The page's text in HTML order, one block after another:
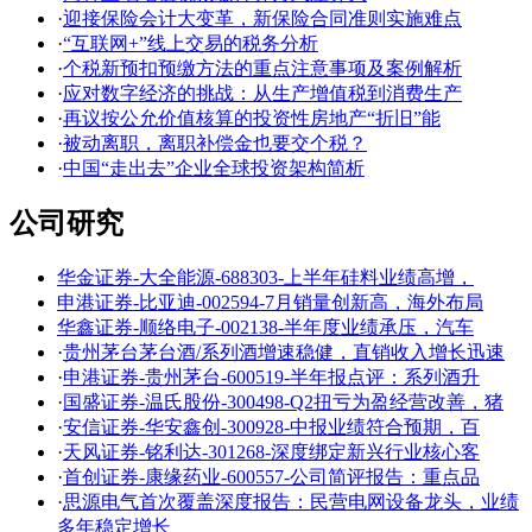
·迎接保险会计大变革，新保险合同准则实施难点
·“互联网+”线上交易的税务分析
·个税新预扣预缴方法的重点注意事项及案例解析
·应对数字经济的挑战：从生产增值税到消费生产
·再议按公允价值核算的投资性房地产“折旧”能
·被动离职，离职补偿金也要交个税？
·中国“走出去”企业全球投资架构简析
公司研究
华金证券-大全能源-688303-上半年硅料业绩高增，
申港证券-比亚迪-002594-7月销量创新高，海外布局
华鑫证券-顺络电子-002138-半年度业绩承压，汽车
·贵州茅台茅台酒/系列酒增速稳健，直销收入增长迅速
·申港证券-贵州茅台-600519-半年报点评：系列酒升
·国盛证券-温氏股份-300498-Q2扭亏为盈经营改善，猪
·安信证券-华安鑫创-300928-中报业绩符合预期，百
·天风证券-铭利达-301268-深度绑定新兴行业核心客
·首创证券-康缘药业-600557-公司简评报告：重点品
·思源电气首次覆盖深度报告：民营电网设备龙头，业绩
多年稳定增长